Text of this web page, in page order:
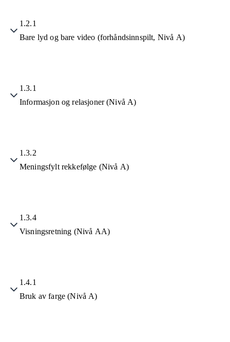
1.2.1
Bare lyd og bare video (forhåndsinnspilt, Nivå A)
1.3.1
Informasjon og relasjoner (Nivå A)
1.3.2
Meningsfylt rekkefølge (Nivå A)
1.3.4
Visningsretning (Nivå AA)
1.4.1
Bruk av farge (Nivå A)